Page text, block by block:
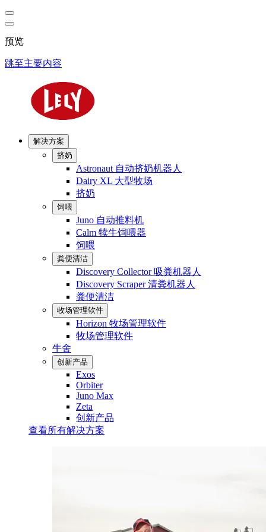
预览
跳至主要内容
解决方案
挤奶
Astronaut 自动挤奶机器人
Dairy XL 大型牧场
挤奶
饲喂
Juno 自动推料机
Calm 犊牛饲喂器
饲喂
粪便清洁
Discovery Collector 吸粪机器人
Discovery Scraper 清粪机器人
粪便清洁
牧场管理软件
Horizon 牧场管理软件
牧场管理软件
牛舍
创新产品
Exos
Orbiter
Juno Max
Zeta
创新产品
查看所有解决方案